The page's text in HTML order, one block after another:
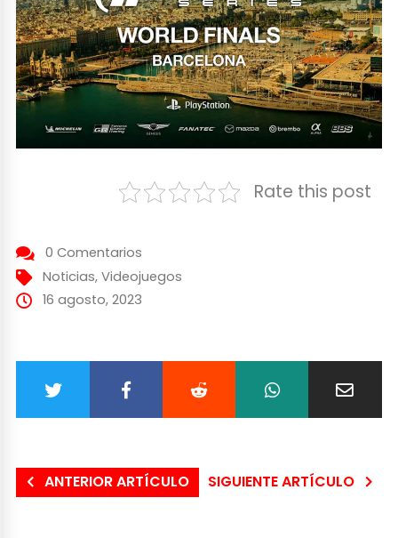
Rate this post
0 Comentarios
Noticias, Videojuegos
16 agosto, 2023
ANTERIOR ARTÍCULO SIGUIENTE ARTÍCULO